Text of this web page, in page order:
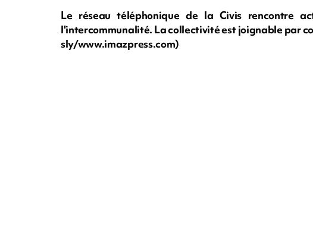
Le réseau téléphonique de la Civis rencontre
l'intercommunalité. La collectivité est joignable par
sly/www.imazpress.com)